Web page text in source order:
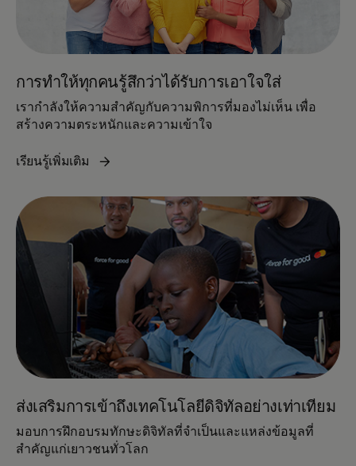
การทำให้ทุกคนรู้สึกว่าได้รับการเอาใจใส่
เรากำลังให้ความสำคัญกับความพิการที่มองไม่เห็น เพื่อ
สร้างความตระหนักและความเข้าใจ
เรียนรู้เพิ่มเติม
ส่งเสริมการเข้าถึงเทคโนโลยีดิจิทัลอย่างเท่าเทียม
มอบการฝึกอบรมทักษะดิจิทัลที่จำเป็นและแหล่งข้อมูลที่
สำคัญแก่เยาวชนทั่วโลก